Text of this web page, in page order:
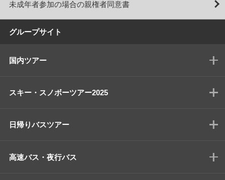
未成年者参加の場合の親権者同意書
グループサイト
国内ツアー
スキー・スノボーツアー2025
日帰りバスツアー
高速バス・夜行バス